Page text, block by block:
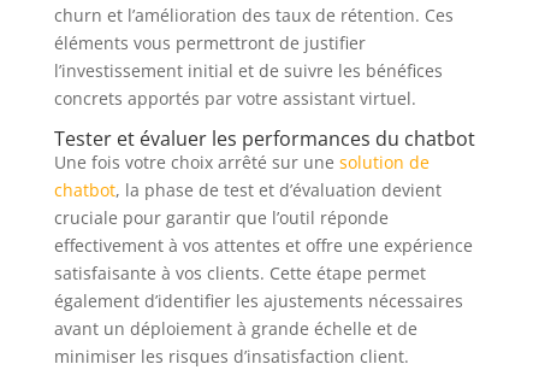
churn et l’amélioration des taux de rétention. Ces
éléments vous permettront de justifier
l’investissement initial et de suivre les bénéfices
concrets apportés par votre assistant virtuel.
Tester et évaluer les performances du chatbot
Une fois votre choix arrêté sur une solution de
chatbot, la phase de test et d’évaluation devient
cruciale pour garantir que l’outil réponde
effectivement à vos attentes et offre une expérience
satisfaisante à vos clients. Cette étape permet
également d’identifier les ajustements nécessaires
avant un déploiement à grande échelle et de
minimiser les risques d’insatisfaction client.